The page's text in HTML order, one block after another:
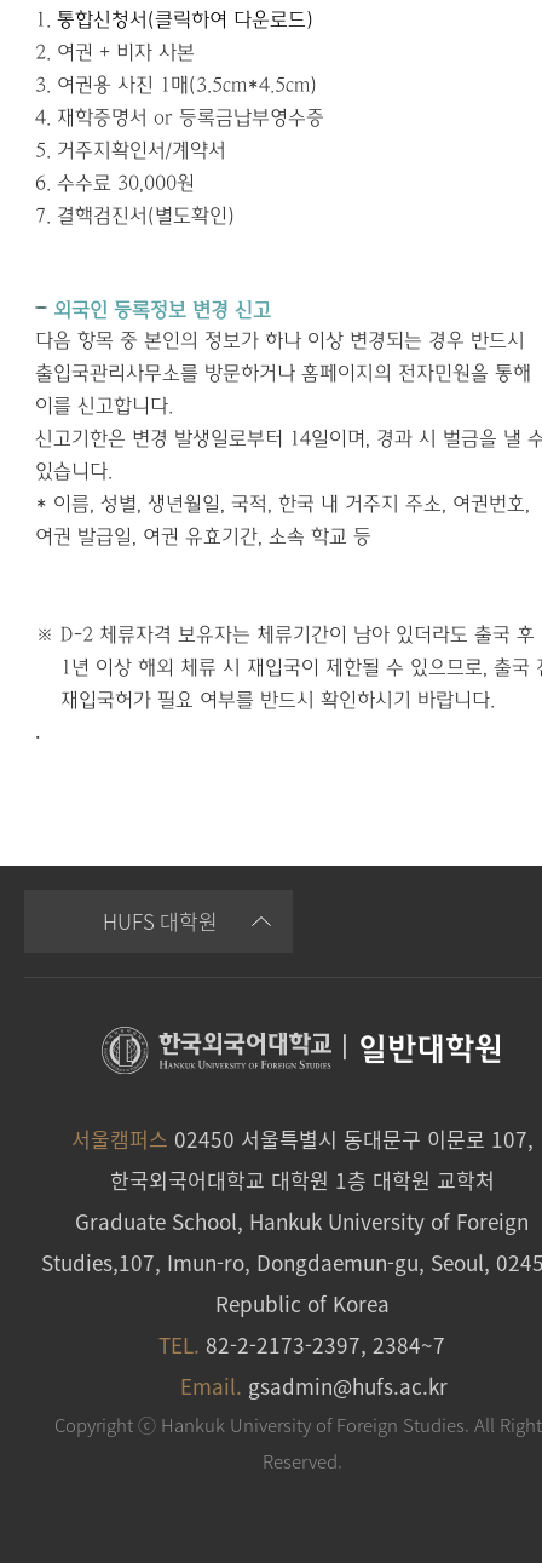
1.통합신청서(클릭하여 다운로드)
2. 여권 + 비자 사본
3. 여권용 사진 1매(3.5cm*4.5cm)
4. 재학증명서 or 등록금납부영수증
5. 거주지확인서/계약서
6.수수료 30,000원
7. 결핵검진서(별도확인)
외국인 등록정보 변경 신고
다음 항목 중 본인의 정보가 하나 이상 변경되는 경우 반드시
출입국관리사무소를 방문하거나 홈페이지의 전자민원을 통해
이를 신고합니다.
신고기한은 변경 발생일로부터 14일이며 , 경과 시 벌금을 낼
있습니다.
* 이름,성별, 생년월일,국적,한국 내 거주지 주소, 여권번호,
여권 발급일, 여권 유효기간,소속 학교 등
※ D-2 체류자격 보유자는 체류기간이 남아 있더라도 출국 후
1년 이상 해외 체류 시 재입국이 제한될 수 있으므로, 출국
재입국허가 필요 여부를 반드시 확인하시기 바랍니다.
.
HUFS 대학원
일반대학원
서울캠퍼스 02450 서울특별시 동대문구 이문로 107,
한국외국어대학교 대학원 1층 대학원 교학처
Graduate School, Hankuk University of Foreign
Studies,107, Imun-ro, Dongdaemun-gu, Seoul,
Republic of Korea
TEL. 82-2-2173-2397, 2384~7
Email. gsadmin@hufs.ac.kr
Copyright ⓒ Hankuk University of Foreign Studies. All
Reserved.